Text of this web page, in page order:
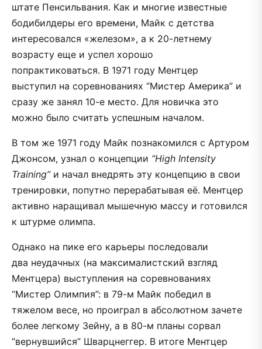
штате Пенсильвания. Как и многие известные
бодибилдеры его времени, Майк с детства
интересовался «железом», а к 20-летнему
возрасту еще и успел хорошо
попрактиковаться. В 1971 году Ментцер
выступил на соревнованиях “Мистер Америка” и
сразу же занял 10-е место. Для новичка это
можно было считать успешным началом.
В том же 1971 году Майк познакомился с Артуром
Джонсом, узнал о концепции “High Intensity
Training”и начал внедрять эту концепцию в свои
тренировки, попутно перерабатывая её. Ментцер
активно наращивал мышечную массу и готовился
к штурме олимпа.
Однако на пике его карьеры последовали
два неудачных (на максималистский взгляд
Ментцера) выступления на соревнованиях
“Мистер Олимпия”: в 79-м Майк победил в
тяжелом весе, но проиграл в абсолютном зачете
более легкому Зейну, а в 80-м планы сорвал
“вернувшийся” Шварцнеггер. В итоге Ментцер